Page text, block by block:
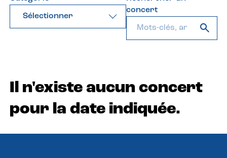
Sélectionner
concert
Il n'existe aucun concert
pour la date indiquée.